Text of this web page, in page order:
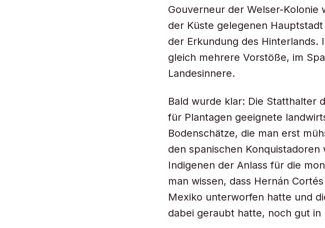
Gouverneur der Welser-Kolonie
der Küste gelegenen
der Erkundung des
gleich mehrere Vorstöße, im
Landesinnere.
Bald wurde klar: Die Statthalter
für Plantagen geeignete
Bodenschätze, die man erst
den spanischen
Indigenen der Anlass für die
man wissen, dass Hernán
Mexiko unterworfen hatte und
dabei geraubt hatte, noch gut in